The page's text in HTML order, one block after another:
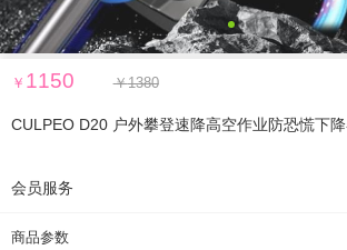
￥ 1150 ￥1380
CULPEO D20 户外攀登速降高空作业防恐慌下
会员服务
商品参数